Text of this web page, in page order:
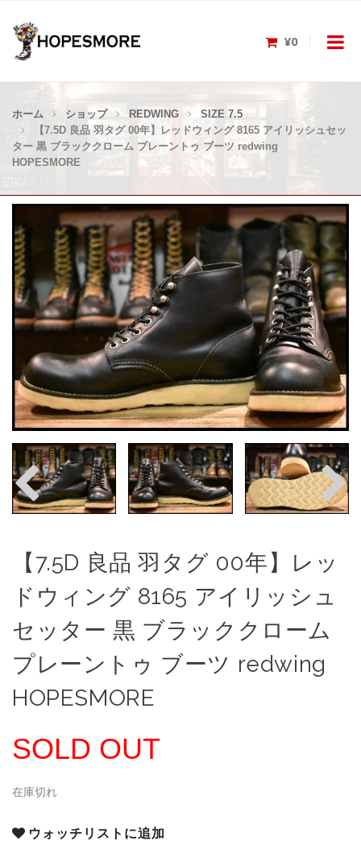
¥0
ホーム ショップ REDWING
SIZE 7.5
【7.5D 良品 羽タグ 00年】レッドウィング 8165 アイリッシュセッ
ター 黒 ブラッククローム プレーントゥ ブーツ redwing
HOPESMORE
【7.5D 良品 羽タグ 00年】レッ
ドウィング 8165 アイリッシュ
セッター 黒 ブラッククローム
プレーントゥ ブーツ redwing
HOPESMORE
SOLD OUT
在庫切れ
ウォッチリストに追加